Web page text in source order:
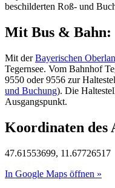
beschilderten Roß- und
Mit Bus & Bahn:
Mit derBayerischen
Tegernsee. Vom Bahnhof
9550 oder 9556 zur
und Buchung). Die
Ausgangspunkt.
Koordinaten des
47.61553699, 11.67726517
In Google Maps öffnen »